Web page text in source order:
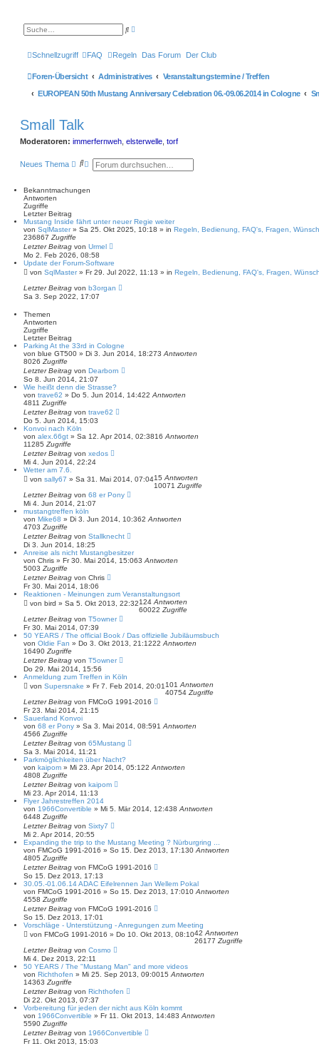
S
h
e i
e
r
e
Schnellzugriff FAQ Regeln Das Forum Der Club
Foren-Übersicht Administratives
Veranstaltungstermine / Treffen
EUROPEAN 50th Mustang Anniversary Celebration 06.-09.06.2014 in Cologne
Small Talk
Moderatoren: immerfernweh elsterwelle torf
Neues Thema
S
h
E
e
r
S
u
c
h
Bekanntmachungen
Antworten
Zugriffe
Letzter Beitrag
Mustang Inside fährt unter neuer Regie weiter
von SqlMaster» Sa 25. Okt 2025, 10:18 » in Regeln, Bedienung, FAQ's, Fragen,
236867 Zugriffe
Letzter Beitrag von Urmel
Mo 2. Feb 2026, 08:58
Update der Forum-Software
von SqlMaster» Fr 29. Jul 2022, 11:13 » in Regeln, Bedienung, FAQ's, Fragen,
Letzter Beitrag von b3organ
Sa 3. Sep 2022, 17:07
Themen
Antworten
Zugriffe
Letzter Beitrag
Parking At the 33rd in Cologne
von blue GT500 » Di 3. Jun 2014, 18:273 Antworten
8026 Zugriffe
Letzter Beitrag von Dearborn
So 8. Jun 2014, 21:07
Wie heißt denn die Strasse?
von trave62 » Do 5. Jun 2014, 14:422 Antworten
4811 Zugriffe
Letzter Beitrag von trave62
Do 5. Jun 2014, 15:03
Konvoi nach Köln
von alex.66gt » Sa 12. Apr 2014, 02:3816 Antworten
11285 Zugriffe
Letzter Beitrag von xedos
Mi 4. Jun 2014, 22:24
Wetter am 7.6.
von sally67 » Sa 31. Mai 2014, 07:0415 Antworten
10071 Zugriffe
Letzter Beitrag von 68 er Pony
Mi 4. Jun 2014, 21:07
mustangtreffen köln
von Mike68 » Di 3. Jun 2014, 10:362 Antworten
4703 Zugriffe
Letzter Beitrag von Stallknecht
Di 3. Jun 2014, 18:25
Anreise als nicht Mustangbesitzer
von Chris » Fr 30. Mai 2014, 15:063 Antworten
5003 Zugriffe
Letzter Beitrag von Chris
Fr 30. Mai 2014, 18:06
Reaktionen - Meinungen zum Veranstaltungsort
von bird » Sa 5. Okt 2013, 22:32124 Antworten
60022 Zugriffe
Letzter Beitrag von T5owner
Fr 30. Mai 2014, 07:39
50 YEARS / The official Book / Das offizielle Jubiläumsbuch
von Oldie Fan » Do 3. Okt 2013, 21:1222 Antworten
16490 Zugriffe
Letzter Beitrag von T5owner
Do 29. Mai 2014, 15:56
Anmeldung zum Treffen in Köln
von Supersnake » Fr 7. Feb 2014, 20:01 101 Antworten
40754 Zugriffe
Letzter Beitrag von FMCoG 1991-2016
Fr 23. Mai 2014, 21:15
Sauerland Konvoi
von 68 er Pony » Sa 3. Mai 2014, 08:591 Antworten
4566 Zugriffe
Letzter Beitrag von 65Mustang
Sa 3. Mai 2014, 11:21
Parkmöglichkeiten über Nacht?
von kaipom » Mi 23. Apr 2014, 05:122 Antworten
4808 Zugriffe
Letzter Beitrag von kaipom
Mi 23. Apr 2014, 11:13
Flyer Jahrestreffen 2014
von 1966Convertible » Mi 5. Mär 2014, 12:438 Antworten
6448 Zugriffe
Letzter Beitrag von Sixty7
Mi 2. Apr 2014, 20:55
Expanding the trip to the Mustang Meeting ? Nürburgring ...
von FMCoG 1991-2016 » So 15. Dez 2013, 17:130 Antworten
4805 Zugriffe
Letzter Beitrag von FMCoG 1991-2016
So 15. Dez 2013, 17:13
30.05.-01.06.14 ADAC Eifelrennen Jan Wellem Pokal
von FMCoG 1991-2016 » So 15. Dez 2013, 17:010 Antworten
4558 Zugriffe
Letzter Beitrag von FMCoG 1991-2016
So 15. Dez 2013, 17:01
Vorschläge - Unterstützung - Anregungen zum Meeting
von FMCoG 1991-2016 » Do 10. Okt 2013, 08:1042 Antworten
26177 Zugriffe
Letzter Beitrag von Cosmo
Mi 4. Dez 2013, 22:11
50 YEARS / The "Mustang Man" and more videos
von Richthofen » Mi 25. Sep 2013, 09:0015 Antworten
14363 Zugriffe
Letzter Beitrag von Richthofen
Di 22. Okt 2013, 07:37
Vorbereitung für jeden der nicht aus Köln kommt
von 1966Convertible » Fr 11. Okt 2013, 14:483 Antworten
5590 Zugriffe
Letzter Beitrag von 1966Convertible
Fr 11. Okt 2013, 15:03